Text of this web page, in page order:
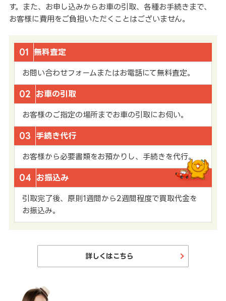
す。また、お申し込みからお車の引取、各種お手続きまで、
お客様に費用をご負担いただくことはございません。
01 無料査定
お問い合わせフォームまたはお電話にて無料査定。
02 お車の引取
お客様のご指定の場所までお車の引取にお伺い。
03 手続き代行
お客様から必要書類をお預かりし、手続きを代行。
04 お振込み
引取完了後、原則1週間から2週間程度で買取代金を
お振込み。
詳しくはこちら